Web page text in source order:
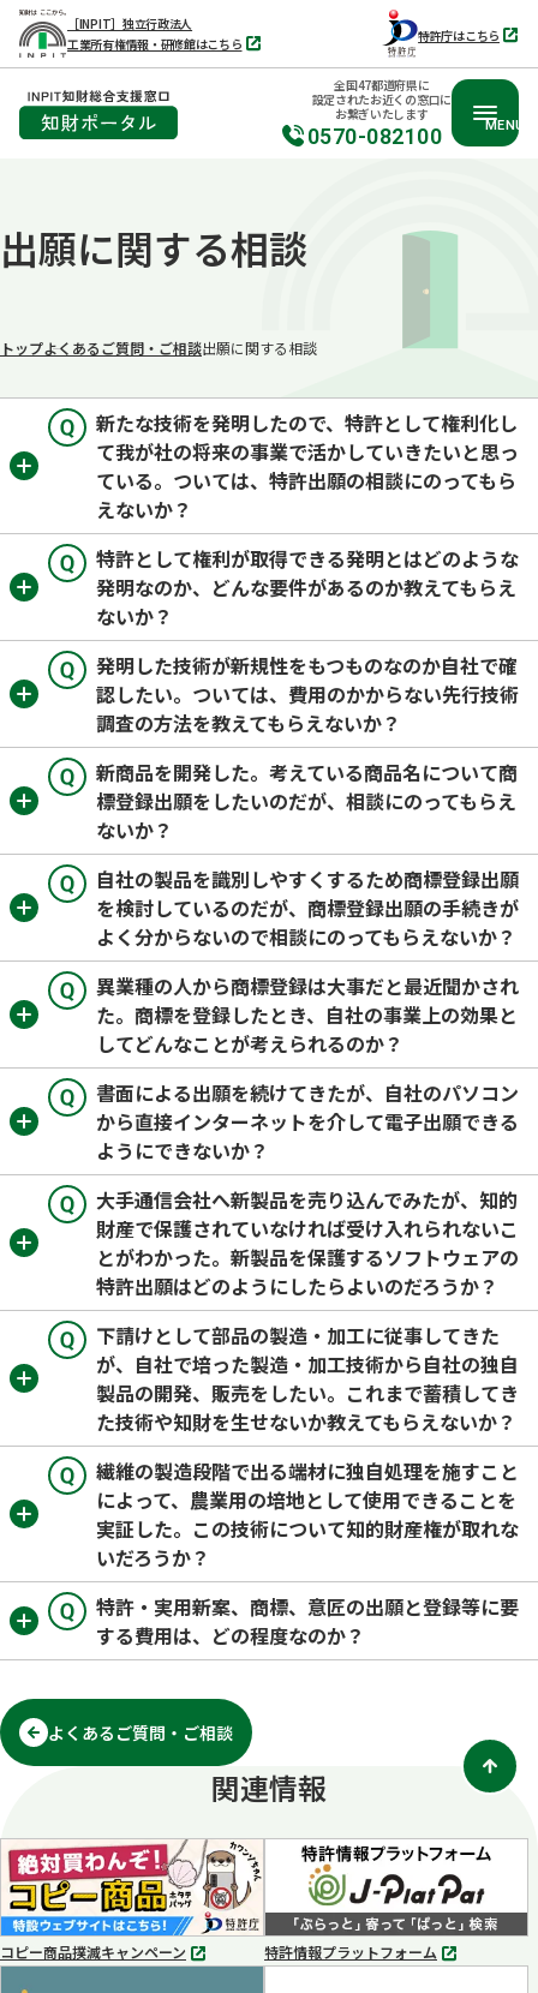
へ
移
［INPIT］独立行政法人
工業所有権情報・研修館はこちら
別
タ
特許庁はこちら
別
タ
ブ
く
全国47都道府県に
設定されたお近くの窓口に
お繋ぎいたします
0570-082100 MENU
出願に関する相談
トップよくあるご質問・ご相談出願に関する相談
新たな技術を発明したので、特許として権利化し
て我が社の将来の事業で活かしていきたいと思っ
ている。ついては、特許出願の相談にのってもら
えないか？
特許として権利が取得できる発明とはどのような
発明なのか、どんな要件があるのか教えてもらえ
ないか？
発明した技術が新規性をもつものなのか自社で確
認したい。ついては、費用のかからない先行技術
調査の方法を教えてもらえないか？
新商品を開発した。考えている商品名について商
標登録出願をしたいのだが、相談にのってもらえ
ないか？
自社の製品を識別しやすくするため商標登録出願
を検討しているのだが、商標登録出願の手続きが
よく分からないので相談にのってもらえないか？
異業種の人から商標登録は大事だと最近聞かされ
た。商標を登録したとき、自社の事業上の効果と
してどんなことが考えられるのか？
書面による出願を続けてきたが、自社のパソコン
から直接インターネットを介して電子出願できる
ようにできないか？
大手通信会社へ新製品を売り込んでみたが、知的
財産で保護されていなければ受け入れられないこ
とがわかった。新製品を保護するソフトウェアの
特許出願はどのようにしたらよいのだろうか？
下請けとして部品の製造・加工に従事してきた
が、自社で培った製造・加工技術から自社の独自
製品の開発、販売をしたい。これまで蓄積してき
た技術や知財を生せないか教えてもらえないか？
繊維の製造段階で出る端材に独自処理を施すこと
によって、農業用の培地として使用できることを
実証した。この技術について知的財産権が取れな
いだろうか？
特許・実用新案、商標、意匠の出願と登録等に要
する費用は、どの程度なのか？
よくあるご質問・ご相談
関連情報
コピー商品撲滅キャンペーン
別
特許情報プラットフォーム
別